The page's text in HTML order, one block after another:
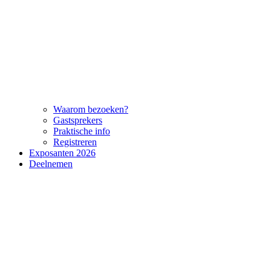
Waarom bezoeken?
Gastsprekers
Praktische info
Registreren
Exposanten 2026
Deelnemen